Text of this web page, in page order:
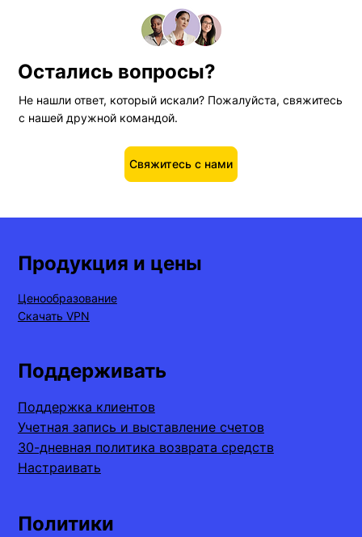
попробовать без риска!
Остались вопросы?
Не нашли ответ, который искали? Пожалуйста, свяжитесь
с нашей дружной командой.
Свяжитесь с нами
Продукция и цены
Ценообразование
Скачать VPN
Поддерживать
Поддержка клиентов
Учетная запись и выставление счетов
30-дневная политика возврата средств
Настраивать
Политики